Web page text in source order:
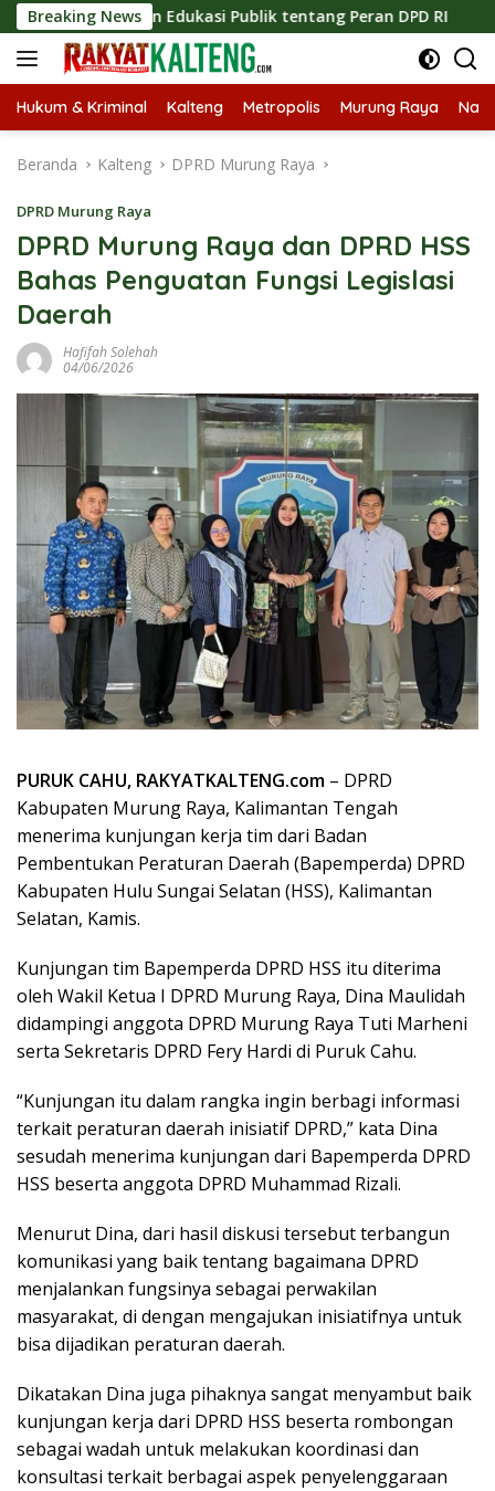
Langsung
ke
konten
Breaking News
Edukasi Publik tentang Peran DPD RI Masuknya
Hukum & Kriminal Kalteng Metropolis Murung Raya
Beranda Kalteng DPRD Murung Raya
DPRD Murung Raya
DPRD Murung Raya dan DPRD HSS
Bahas Penguatan Fungsi Legislasi
Daerah
Hafifah Solehah
04/06/2026
PURUK CAHU, RAKYATKALTENG.com – DPRD
Kabupaten Murung Raya, Kalimantan Tengah
menerima kunjungan kerja tim dari Badan
Pembentukan Peraturan Daerah (Bapemperda) DPRD
Kabupaten Hulu Sungai Selatan (HSS), Kalimantan
Selatan, Kamis.
Kunjungan tim Bapemperda DPRD HSS itu diterima
oleh Wakil Ketua I DPRD Murung Raya, Dina Maulidah
didampingi anggota DPRD Murung Raya Tuti Marheni
serta Sekretaris DPRD Fery Hardi di Puruk Cahu.
“Kunjungan itu dalam rangka ingin berbagi informasi
terkait peraturan daerah inisiatif DPRD,” kata Dina
sesudah menerima kunjungan dari Bapemperda DPRD
HSS beserta anggota DPRD Muhammad Rizali.
Menurut Dina, dari hasil diskusi tersebut terbangun
komunikasi yang baik tentang bagaimana DPRD
menjalankan fungsinya sebagai perwakilan
masyarakat, di dengan mengajukan inisiatifnya untuk
bisa dijadikan peraturan daerah.
Dikatakan Dina juga pihaknya sangat menyambut baik
kunjungan kerja dari DPRD HSS beserta rombongan
sebagai wadah untuk melakukan koordinasi dan
konsultasi terkait berbagai aspek penyelenggaraan